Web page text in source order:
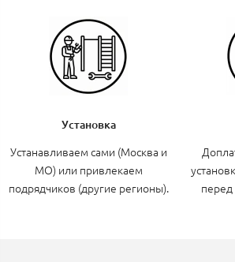
Установка
Устанавливаем сами (Москва и
МО) или привлекаем
подрядчиков (другие регионы).
перед